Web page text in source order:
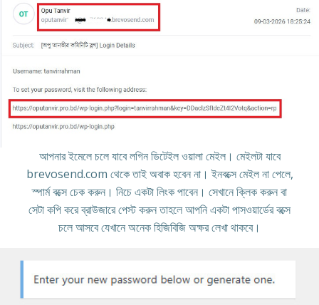
আপনার ইমেলে চলে যাবে লগিন ডিটেইল ওয়ালা মেইল। মেইলটা যাবে
brevosend.com থেকে তাই অবাক হবেন না। ইনবক্সে মেইল না পেলে,
স্পার্ম বক্সে চেক করুন। নিচে একটা লিংক পাবেন। সেখানে ক্লিক করুন বা
সেটা কপি করে ব্রাউজারে পেস্ট করুন তাহলে আপনি একটা পাসওয়ার্ডের বক্সে
চলে আসবে যেখানে অনেক হিজিবিজি অক্ষর লেখা থাকবে।